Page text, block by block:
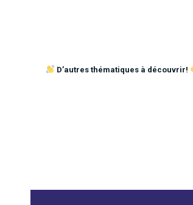
D’autres thématiques à découvrir!
Précédent